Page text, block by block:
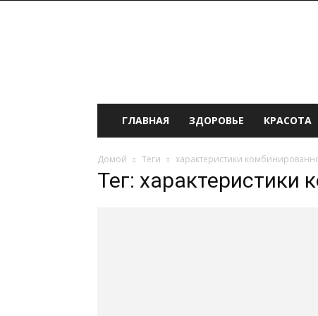
ГЛАВНАЯ ЗДОРОВЬЕ КРАСОТА
Домой Теги характеристики
Тег: характеристики